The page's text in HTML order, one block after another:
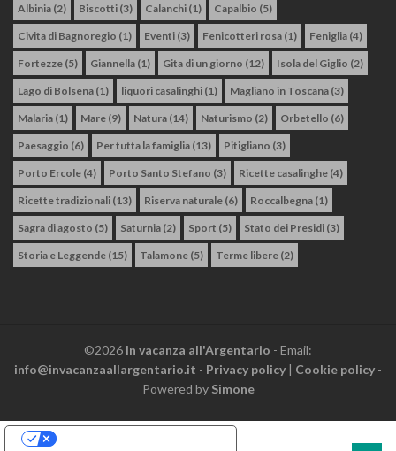
Albinia (2) Biscotti (3) Calanchi (1) Capalbio (5)
Civita di Bagnoregio (1) Eventi (3) Fenicotteri rosa (1) Feniglia (4)
Fortezze (5) Giannella (1) Gita di un giorno (12) Isola del Giglio (2)
Lago di Bolsena (1) liquori casalinghi (1) Magliano in Toscana (3)
Malaria (1) Mare (9) Natura (14) Naturismo (2) Orbetello (6)
Paesaggio (6) Per tutta la famiglia (13) Pitigliano (3)
Porto Ercole (4) Porto Santo Stefano (3) Ricette casalinghe (4)
Ricette tradizionali (13) Riserva naturale (6) Roccalbegna (1)
Sagra di agosto (5) Saturnia (2) Sport (5) Stato dei Presidi (3)
Storia e Leggende (15) Talamone (5) Terme libere (2)
©2026 In vacanza all'Argentario - Email:
info@invacanzaallargentario.it - Privacy policy | Cookie policy -
Powered by Simone